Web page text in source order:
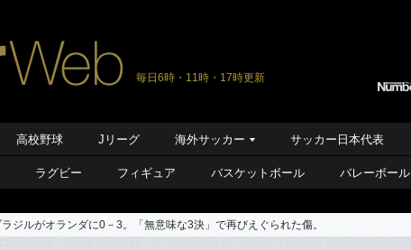
毎日6時・11時・17時更新
高校野球 Jリーグ 海外サッカー サッカー日本代表
ラグビー フィギュア バスケットボール バレーボール
ジルがオランダに0－3。「無意味な3決」で再びえぐられた傷。